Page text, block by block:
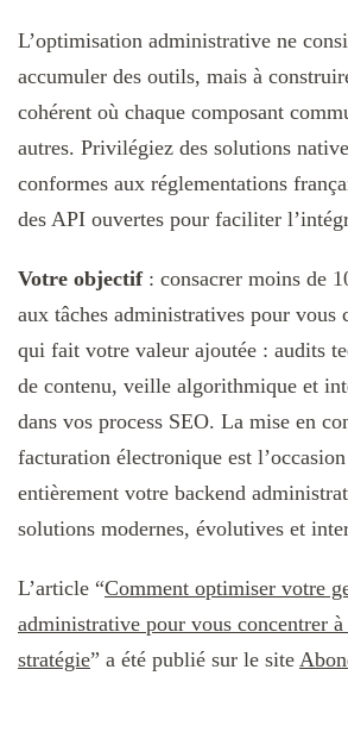
L’optimisation administrative ne
accumuler des outils, mais à
cohérent où chaque composant
autres. Privilégiez des solutions
conformes aux réglementations
des API ouvertes pour faciliter
Votre objectif: consacrer moins de
aux tâches administratives pour vous
qui fait votre valeur ajoutée : audits
de contenu, veille algorithmique et
dans vos process SEO. La mise en
facturation électronique est
entièrement votre backend
solutions modernes, évolutives et
L’article “Comment optimiser votre
administrative pour vous concentrer
stratégie” a été publié sur le site